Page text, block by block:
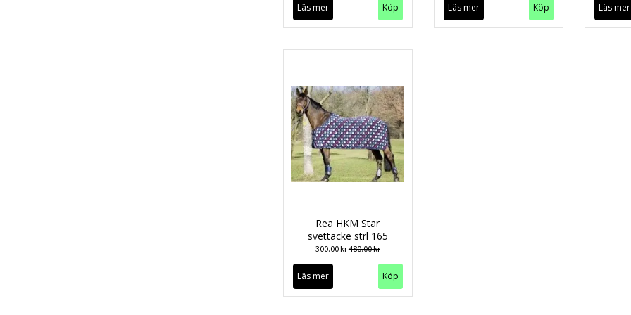
Läs mer Läs mer Läs mer
Rea HKM Star
svettäcke strl 165
300.00 kr480.00 kr
Läs mer